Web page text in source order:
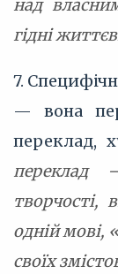
над
гідні
7.
— вона
переклад,
переклад
творчості,
одній мові,
своїх